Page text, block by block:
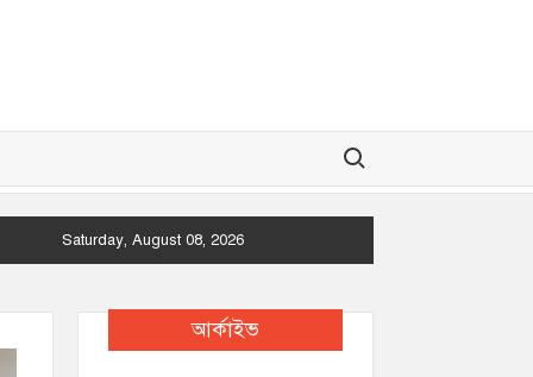
Search for:
Saturday, August 08, 2026
আর্কাইভ